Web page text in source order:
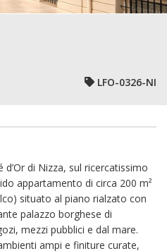
LFO-0326-NI
di Nizza, sul ricercatissimo
appartamento di circa 200 m²
situato al piano rialzato con
palazzo borghese di
mezzi pubblici e dal mare.
ampi e finiture curate,